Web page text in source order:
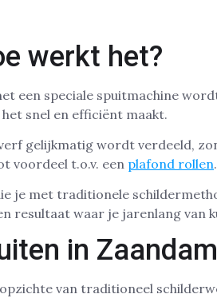
werkt het?
een speciale spuitmachine
snel en efficiënt maakt.
gelijkmatig wordt verdeeld,
voordeel t.o.v. een plafond rollen.
je met traditionele
resultaat waar je jarenlang van
in Zaandam
van traditioneel